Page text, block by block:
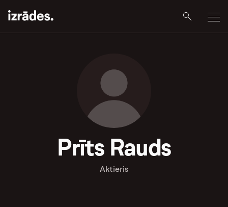
Prīts Rauds
Aktieris